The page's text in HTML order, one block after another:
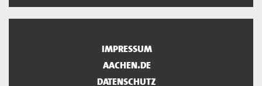
IMPRESSUM
AACHEN.DE
DATENSCHUTZ